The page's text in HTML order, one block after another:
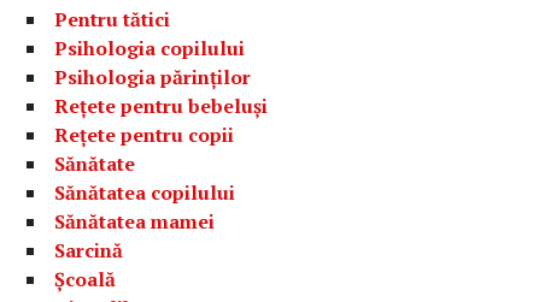
Pentru tătici
Psihologia copilului
Psihologia părinților
Rețete pentru bebeluși
Rețete pentru copii
Sănătate
Sănătatea copilului
Sănătatea mamei
Sarcină
Școală